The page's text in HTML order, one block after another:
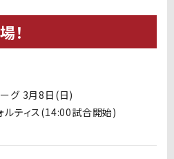
！
グ 3月8日(日)
ルティス(14:00試合開始)